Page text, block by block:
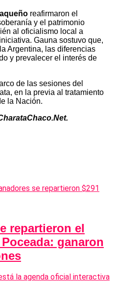
reafirmaron el
y el patrimonio
al oficialismo local a
Gauna sostuvo que,
Argentina, las diferencias
y prevalecer el interés de
de las sesiones del
en la previa al tratamiento
la Nación.
repartieron el
ganaron